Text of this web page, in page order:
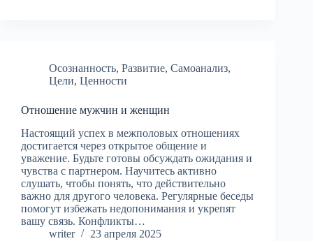
Осознанность, Развитие, Самоанализ,
Цели, Ценности
Отношение мужчин и женщин
Настоящий успех в межполовых отношениях
достигается через открытое общение и
уважение. Будьте готовы обсуждать ожидания и
чувства с партнером. Научитесь активно
слушать, чтобы понять, что действительно
важно для другого человека. Регулярные беседы
помогут избежать недопонимания и укрепят
вашу связь. Конфликты…
writer
23 апреля 2025